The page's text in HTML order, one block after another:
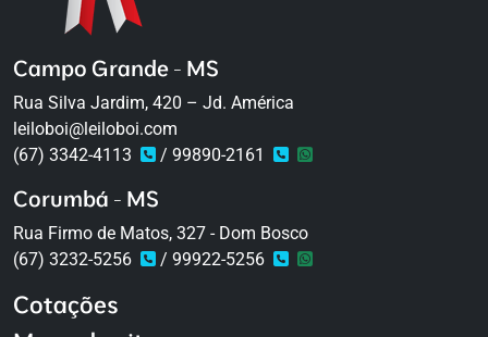
Campo Grande - MS
Rua Silva Jardim, 420 – Jd. América
leiloboi@leiloboi.com
(67) 3342-4113
/ 99890-2161
Corumbá - MS
Rua Firmo de Matos, 327 - Dom Bosco
(67) 3232-5256
/ 99922-5256
Cotações